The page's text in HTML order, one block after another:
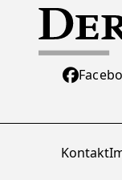
Kontakt